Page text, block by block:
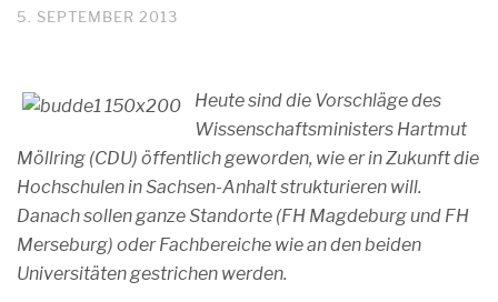
5. SEPTEMBER 2013
Heute sind die Vorschläge des
Wissenschaftsministers Hartmut
Möllring (CDU) öffentlich geworden, wie er in Zukunft die
Hochschulen in Sachsen-Anhalt strukturieren will.
Danach sollen ganze Standorte (FH Magdeburg und FH
Merseburg) oder Fachbereiche wie an den beiden
Universitäten gestrichen werden.